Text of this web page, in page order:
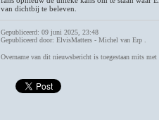
van dichtbij te beleven.
Gepubliceerd: 09 juni 2025, 23:48
Gepubliceerd door: ElvisMatters - Michel van Erp .
Overname van dit nieuwsbericht is toegestaan mits